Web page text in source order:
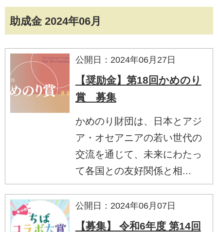
助成金 2024年06月
公開日：2024年06月27日
【奨励金】第18回かめのり
賞 募集
かめのり財団は、日本とアジ
ア・オセアニアの若い世代の
交流を通じて、未来にわたっ
て各国との友好関係と相...
公開日：2024年06月07日
【募集】 令和6年度 第14回